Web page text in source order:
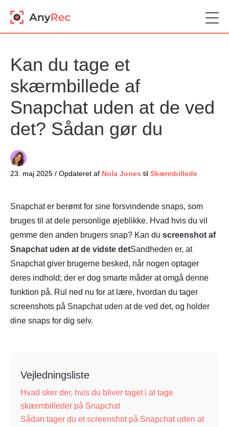
Kan du tage et
skærmbillede af
Snapchat uden at de ved
det? Sådan gør du
23. maj 2025 / Opdateret af Nola Jones til Skærmbillede
Snapchat er berømt for sine forsvindende snaps, som
bruges til at dele personlige øjeblikke. Hvad hvis du vil
gemme den anden brugers snap? Kan du screenshot af
Snapchat uden at de vidste detSandheden er, at
Snapchat giver brugerne besked, når nogen optager
deres indhold; der er dog smarte måder at omgå denne
funktion på. Rul ned nu for at lære, hvordan du tager
screenshots på Snapchat uden at de ved det, og holder
dine snaps for dig selv.
Vejledningsliste
Hvad sker der, hvis du bliver taget i at tage
skærmbilleder på Snapchat
Sådan tager du et screenshot på Snapchat uden at